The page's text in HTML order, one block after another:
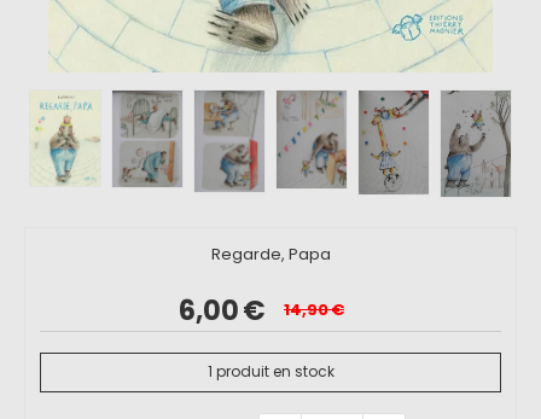
Regarde, Papa
6,00€ 14,90€
1 produit en stock